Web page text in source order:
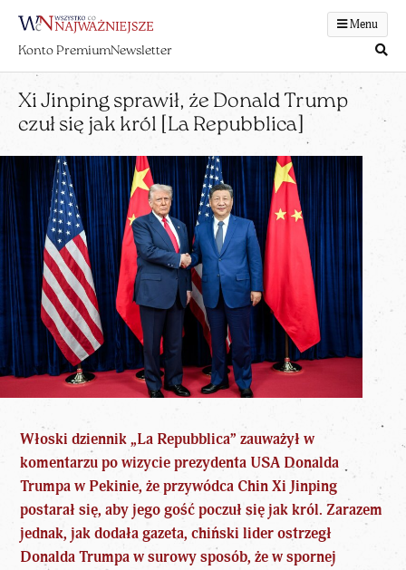
Menu
Konto PremiumNewsletter
Xi Jinping sprawił, że Donald Trump
czuł się jak król [La Repubblica]
Włoski dziennik „La Repubblica” zauważył w
komentarzu po wizycieprezydenta USA Donalda
Trumpa w Pekinie, żeprzywódca Chin Xi Jinping
postarał się, aby jego gość poczuł się jak król. Zarazem
jednak, jak dodała gazeta,chiński lider ostrzegł
Donalda Trumpaw surowy sposób, że w spornej